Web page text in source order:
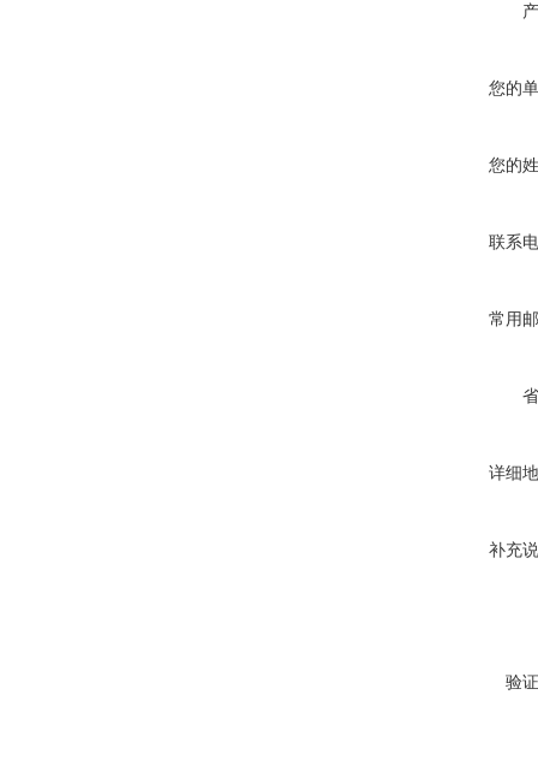
您的
您的
联系
常用
详细
补充
验